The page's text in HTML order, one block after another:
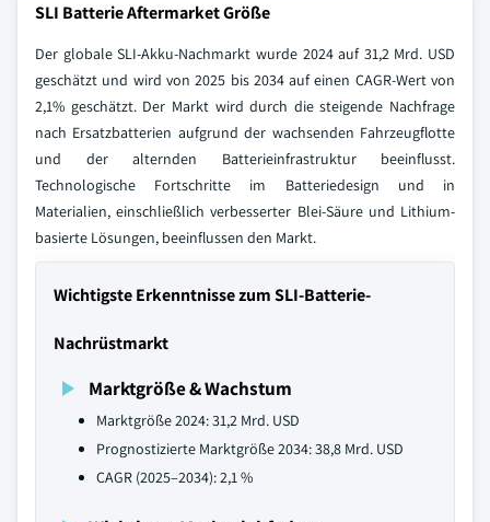
SLI Batterie Aftermarket Größe
Der globale SLI-Akku-Nachmarkt wurde 2024 auf 31,2 Mrd. USD
geschätzt und wird von 2025 bis 2034 auf einen CAGR-Wert von
2,1% geschätzt. Der Markt wird durch die steigende Nachfrage
nach Ersatzbatterien aufgrund der wachsenden Fahrzeugflotte
und der alternden Batterieinfrastruktur beeinflusst.
Technologische Fortschritte im Batteriedesign und in
Materialien, einschließlich verbesserter Blei-Säure und Lithium-
basierte Lösungen, beeinflussen den Markt.
Wichtigste Erkenntnisse zum SLI-Batterie-
Nachrüstmarkt
Marktgröße & Wachstum
Marktgröße 2024: 31,2 Mrd. USD
Prognostizierte Marktgröße 2034: 38,8 Mrd. USD
CAGR (2025–2034): 2,1 %